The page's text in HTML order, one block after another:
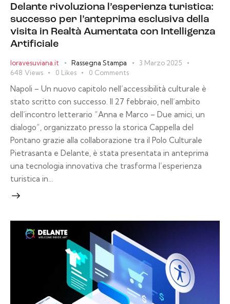
Delante rivoluziona l’esperienza turistica:
successo per l’anteprima esclusiva della
visita in Realtà Aumentata con Intelligenza
Artificiale
loravesuviana.it Rassegna Stampa
3 Marzo 2025
648 Views 0 Likes 0 Comments
Napoli – Un nuovo capitolo nell’accessibilità culturale è
stato scritto con successo. Il 27 febbraio, nell’ambito
dell’incontro letterario “Anna e Marco – Due amici, un
dialogo”, organizzato presso la storica Cappella del
Pontano grazie alla collaborazione tra il Polo Culturale
Pietrasanta e Delante, è stata presentata in anteprima
una tecnologia innovativa che trasforma l’esperienza
turistica in…